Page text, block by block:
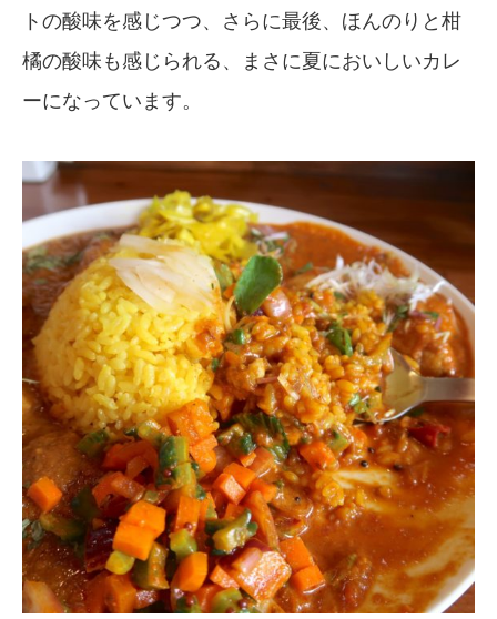
トの酸味を感じつつ、さらに最後、ほんのりと柑
橘の酸味も感じられる、まさに夏においしいカレ
ーになっています。